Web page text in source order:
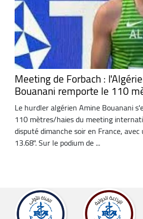
Meeting de Forbach :
Bouanani remporte le 110
Le hurdler algérien Amine Bouanani
110 mètres/haies du meeting
disputé dimanche soir en France,
13.68". Sur le podium de ...